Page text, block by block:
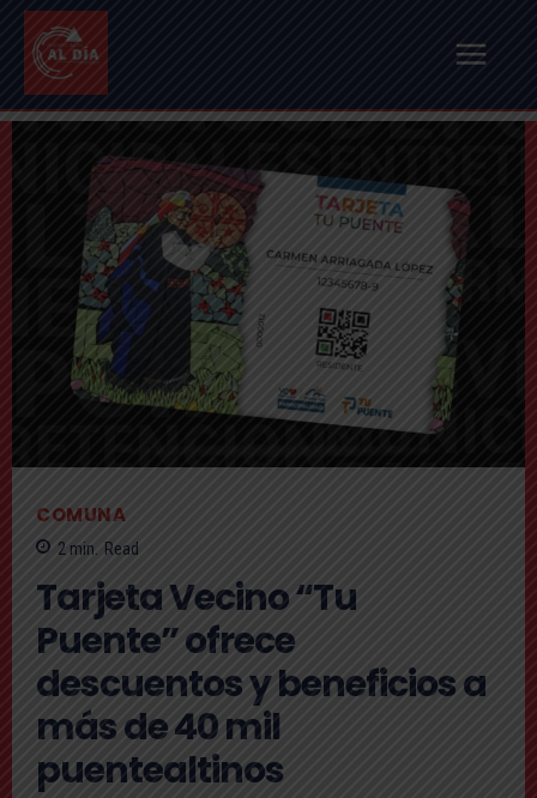
COMUNA
2 min. Read
Tarjeta Vecino “Tu
Puente” ofrece
descuentos y beneficios a
más de 40 mil
puentealtinos